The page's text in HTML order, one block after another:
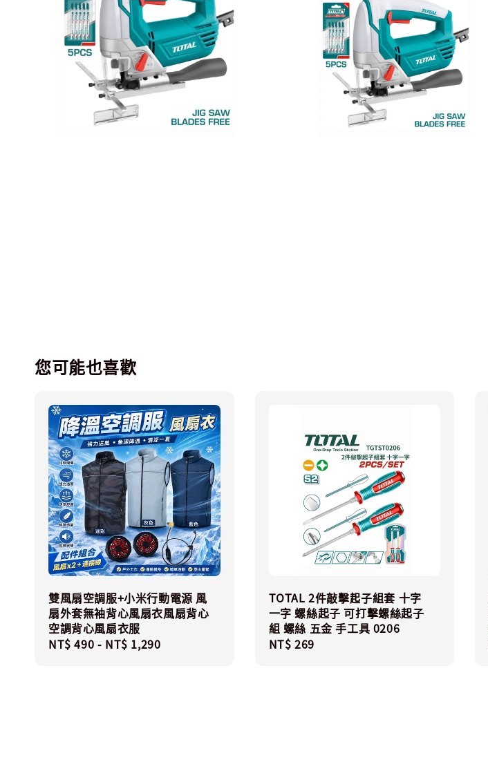
您可能也喜歡
雙風扇空調服+小米行動電源 風
扇外套無袖背心風扇衣風扇背心
空調背心風扇衣服
Regular
NT$ 490 - NT$ 1,290
TOTAL 2件敲擊起子組套 十字
一字 螺絲起子 可打擊螺絲起子
組 螺絲 五金 手工具 0206
Regular
NT$ 269